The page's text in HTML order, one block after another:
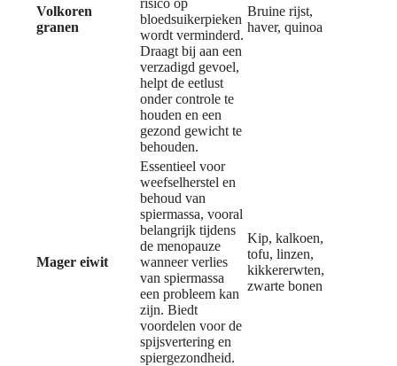
Volkoren
granen
risico op
bloedsuikerpieken
wordt verminderd.
Draagt bij aan een
verzadigd gevoel,
helpt de eetlust
onder controle te
houden en een
gezond gewicht te
behouden.
Bruine rijst,
haver, quinoa
Mager eiwit
Essentieel voor
weefselherstel en
behoud van
spiermassa, vooral
belangrijk tijdens
de menopauze
wanneer verlies
van spiermassa
een probleem kan
zijn. Biedt
voordelen voor de
spijsvertering en
spiergezondheid.
Kip, kalkoen,
tofu, linzen,
kikkererwten,
zwarte bonen